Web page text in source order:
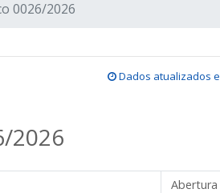
0026/2026
Dados atualizados
2026
Abertura